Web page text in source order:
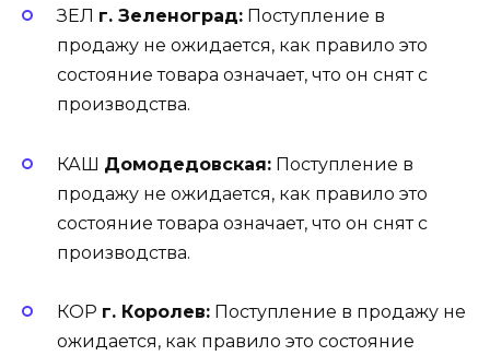
ЗЕЛ г. Зеленоград: Поступление в
продажу не ожидается, как правило это
состояние товара означает, что он снят с
производства.
КАШ Домодедовская: Поступление в
продажу не ожидается, как правило это
состояние товара означает, что он снят с
производства.
КОР г. Королев: Поступление в продажу не
ожидается, как правило это состояние